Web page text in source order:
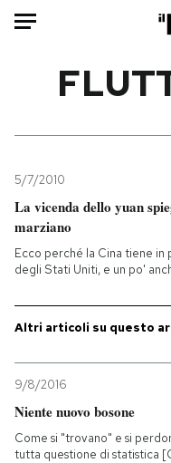
Mondo
Politica
Tecnologia
Internet
Cultura
Economia
Sport
PODCAST
5/7/2010
La vicenda dello yuan
marziano
Ecco perché la Cina tiene in
degli Stati Uniti, e un po'
Altri articoli su questo
9/8/2016
Niente nuovo bosone
Come si "trovano" e si
tutta questione di statistica